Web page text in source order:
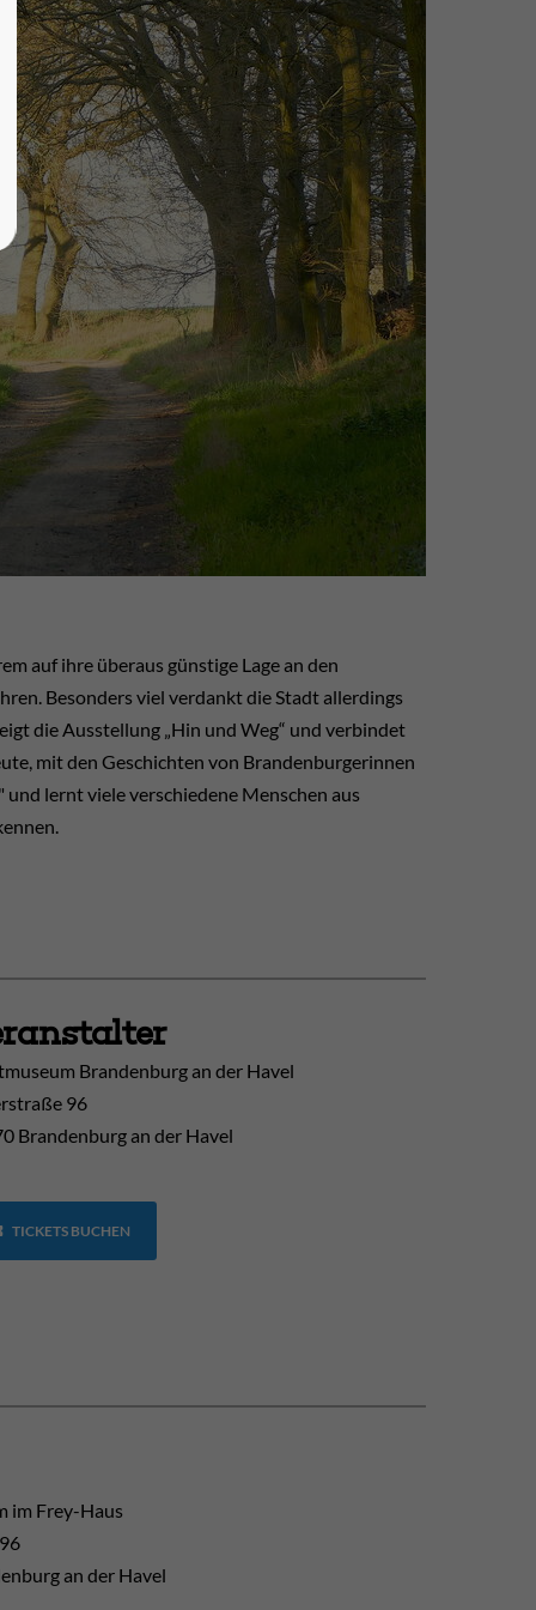
auf ihre überaus günstige Lage an den
Besonders viel verdankt die Stadt allerdings
die Ausstellung „Hin und Weg“ und verbindet
mit den Geschichten von Brandenburgerinnen
lernt viele verschiedene Menschen aus
Brandenburg an der Havel
96
Brandenburg an der Havel
TICKETS BUCHEN
im Frey-Haus
an der Havel